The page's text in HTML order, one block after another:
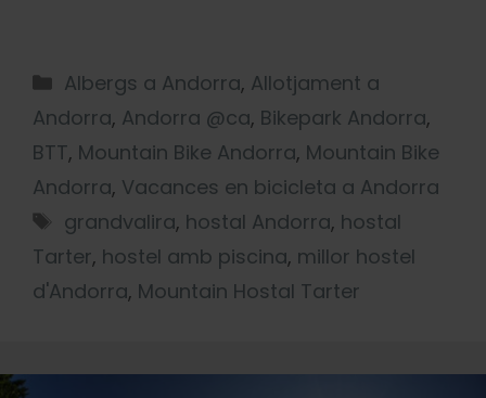
Albergs a Andorra, Allotjament a
Andorra, Andorra @ca, Bikepark Andorra,
BTT, Mountain Bike Andorra, Mountain Bike
Andorra, Vacances en bicicleta a Andorra
grandvalira, hostal Andorra, hostal
Tarter, hostel amb piscina, millor hostel
d'Andorra, Mountain Hostal Tarter